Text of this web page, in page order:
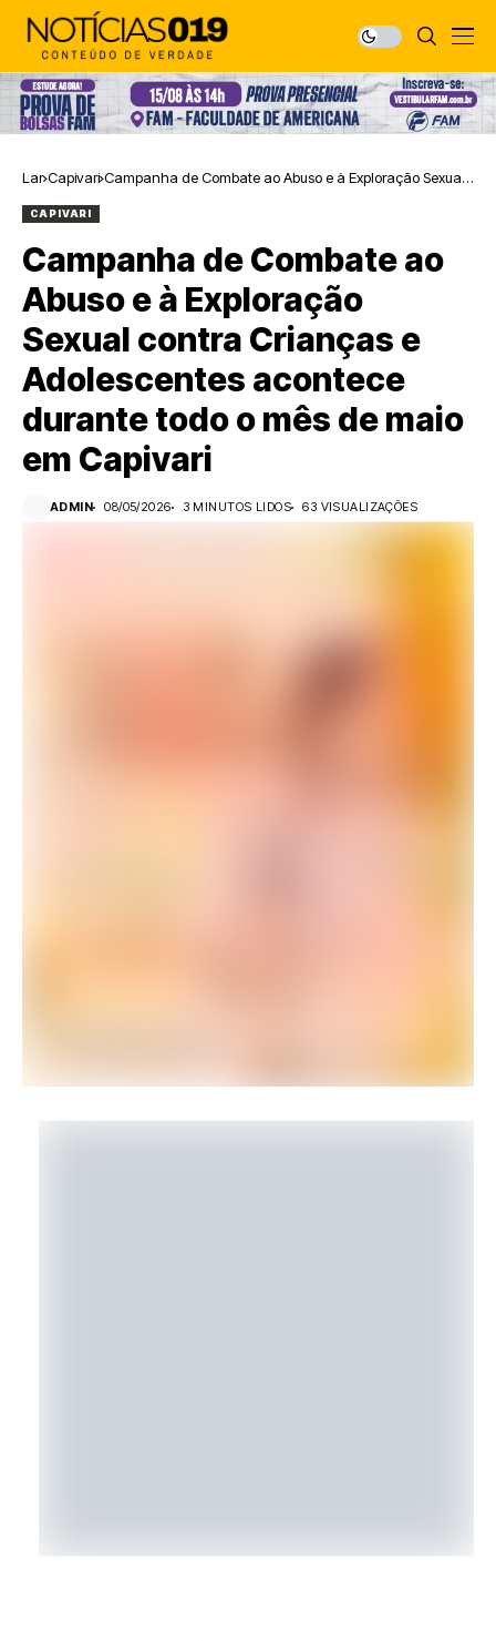
Lar Capivari Campanha de Combate ao Abuso e à Exploração Sexual
CAPIVARI
Campanha de Combate ao
Abuso e à Exploração
Sexual contra Crianças e
Adolescentes acontece
durante todo o mês de maio
em Capivari
ADMIN 08/05/2026 3 MINUTOS LIDOS 63 VISUALIZAÇÕES